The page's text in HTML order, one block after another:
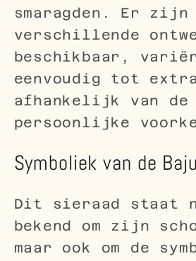
smaragden. Er zijn
verschillende
beschikbaar,
eenvoudig tot
afhankelijk van de
persoonlijke
Symboliek van de
Dit sieraad staat
bekend om zijn
maar ook om de